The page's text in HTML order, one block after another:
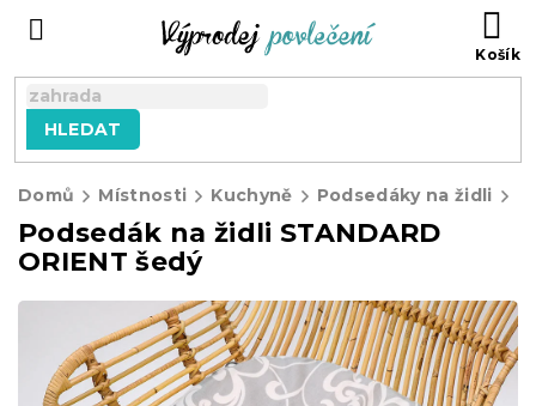
HLEDAT
Domů Místnosti Kuchyně Podsedáky na židli
Podsedák na židli STANDARD
ORIENT šedý